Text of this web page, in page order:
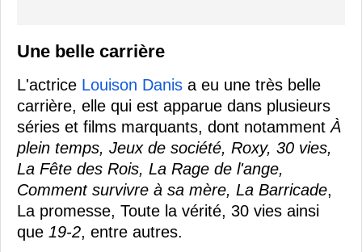
Une belle carrière
L'actrice Louison Danis a eu une très belle
carrière, elle qui est apparue dans plusieurs
séries et films marquants, dont notamment À
plein temps, Jeux de société, Roxy, 30 vies,
La Fête des Rois, La Rage de l'ange,
Comment survivre à sa mère, La Barricade,
La promesse, Toute la vérité, 30 vies ainsi
que 19-2, entre autres.